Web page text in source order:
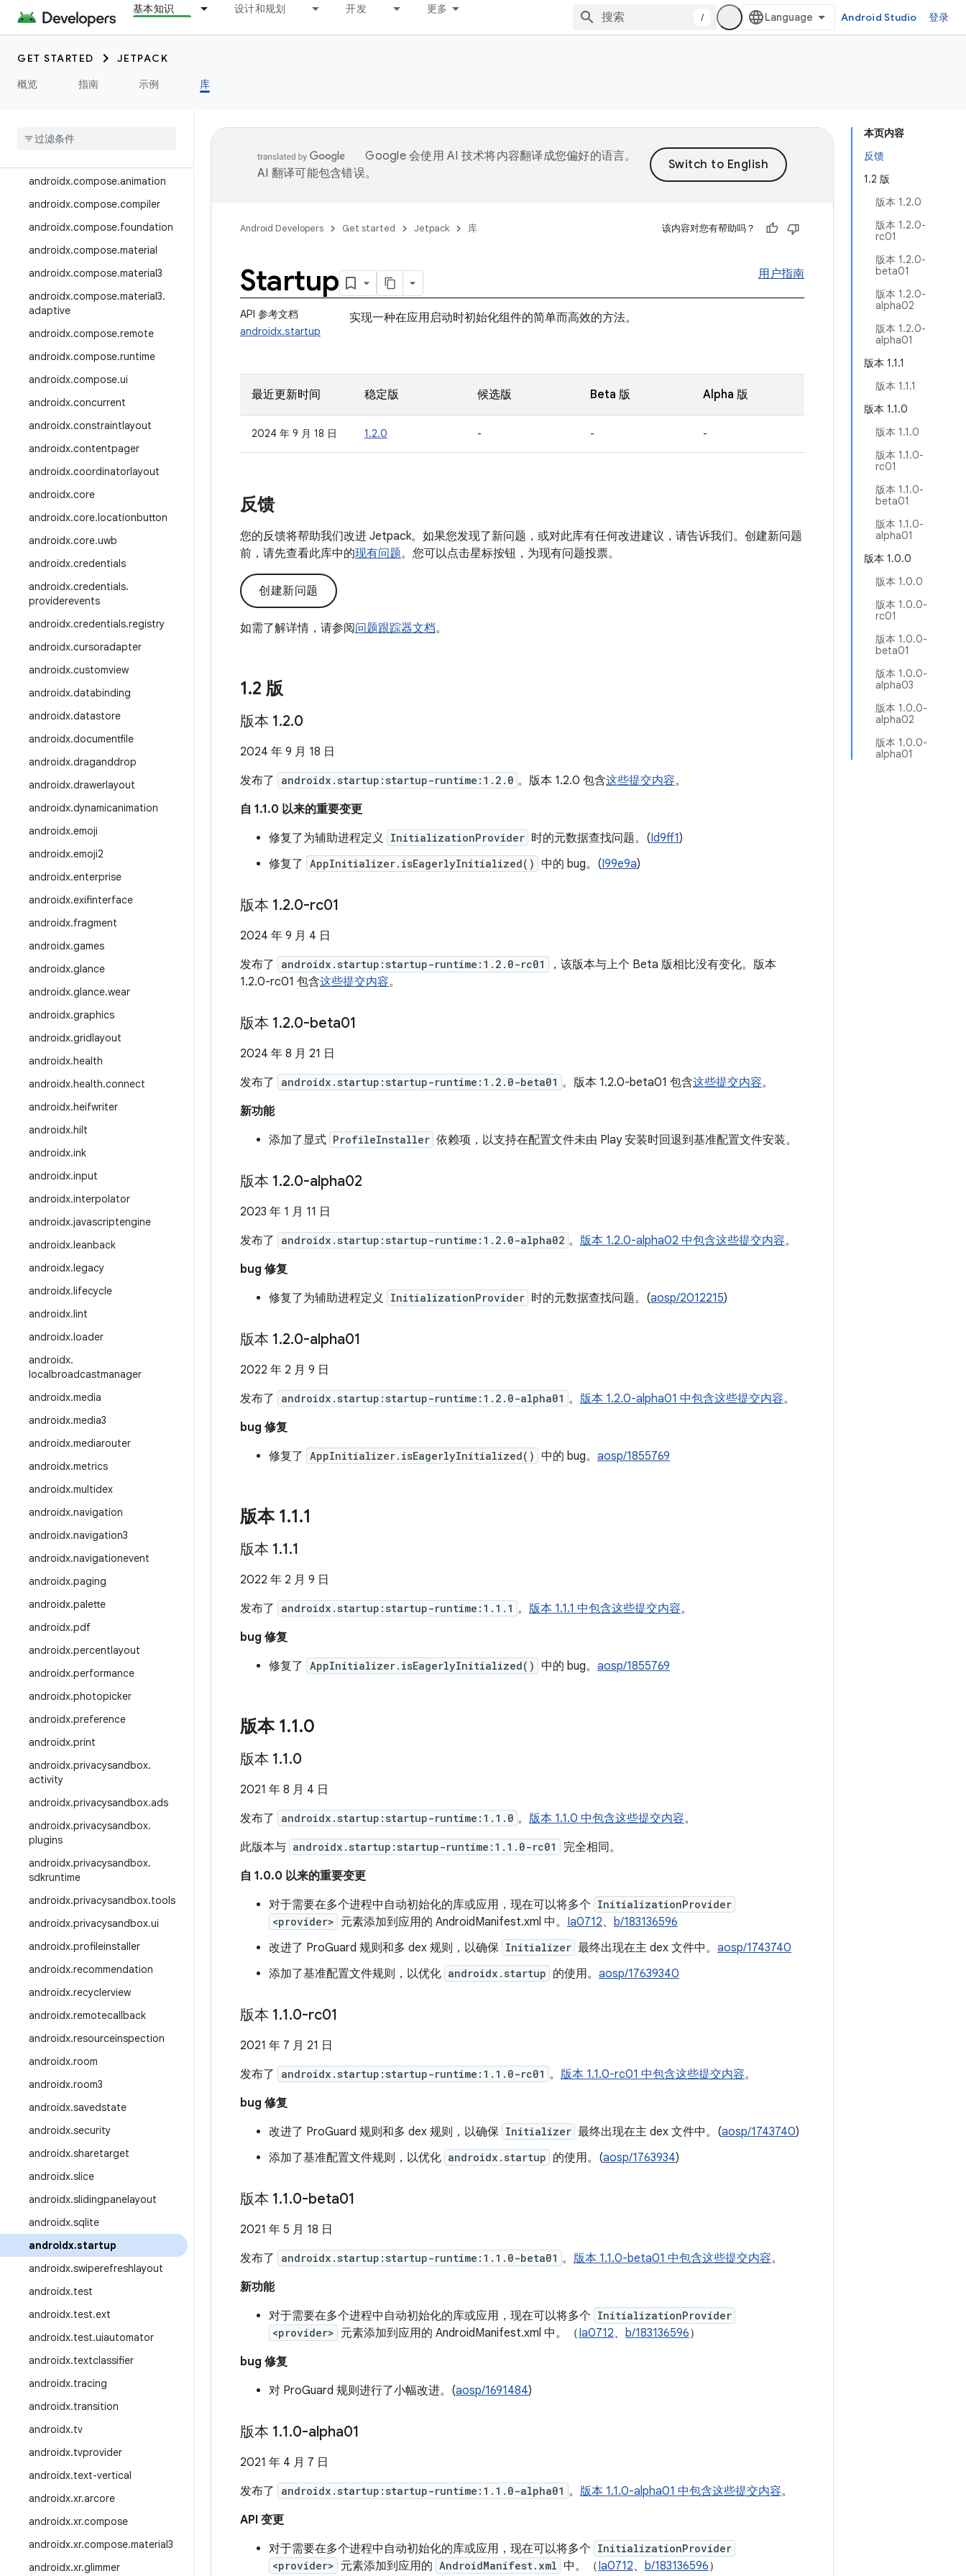
基本知识 设计和规划 开发 更多
/ Android Studio 登录
GET STARTED
JETPACK
概览
指南 示例 库
androidx.camera.media3
androidx.car
androidx.car.app
androidx.collection
androidx.compose.animation
androidx.compose.compiler
androidx.compose.foundation
androidx.compose.material
androidx.compose.material3
androidx.compose.material3.
adaptive
androidx.compose.remote
androidx.compose.runtime
androidx.compose.ui
androidx.concurrent
androidx.constraintlayout
androidx.contentpager
androidx.coordinatorlayout
androidx.core
androidx.core.locationbutton
androidx.core.uwb
androidx.credentials
androidx.credentials.
providerevents
androidx.credentials.registry
androidx.cursoradapter
androidx.customview
androidx.databinding
androidx.datastore
androidx.documentfile
androidx.draganddrop
androidx.drawerlayout
androidx.dynamicanimation
androidx.emoji
androidx.emoji2
androidx.enterprise
androidx.exifinterface
androidx.fragment
androidx.games
androidx.glance
androidx.glance.wear
androidx.graphics
androidx.gridlayout
androidx.health
androidx.health.connect
androidx.heifwriter
androidx.hilt
androidx.ink
androidx.input
androidx.interpolator
androidx.javascriptengine
androidx.leanback
androidx.legacy
androidx.lifecycle
androidx.lint
androidx.loader
androidx.
localbroadcastmanager
androidx.media
androidx.media3
androidx.mediarouter
androidx.metrics
androidx.multidex
androidx.navigation
androidx.navigation3
androidx.navigationevent
androidx.paging
androidx.palette
androidx.pdf
androidx.percentlayout
androidx.performance
androidx.photopicker
androidx.preference
androidx.print
androidx.privacysandbox.
activity
androidx.privacysandbox.ads
androidx.privacysandbox.
plugins
androidx.privacysandbox.
sdkruntime
androidx.privacysandbox.tools
androidx.privacysandbox.ui
androidx.profileinstaller
androidx.recommendation
androidx.recyclerview
androidx.remotecallback
androidx.resourceinspection
androidx.room
androidx.room3
androidx.savedstate
androidx.security
androidx.sharetarget
androidx.slice
androidx.slidingpanelayout
androidx.sqlite
androidx.startup
androidx.swiperefreshlayout
androidx.test
androidx.test.ext
androidx.test.uiautomator
androidx.textclassifier
androidx.tracing
androidx.transition
androidx.tv
androidx.tvprovider
androidx.text-vertical
androidx.xr.arcore
androidx.xr.compose
androidx.xr.compose.material3
androidx.xr.glimmer
本页内容
反馈
1.2 版
版本 1.2.0
版本 1.2.0-
rc01
版本 1.2.0-
beta01
版本 1.2.0-
alpha02
版本 1.2.0-
alpha01
版本 1.1.1
版本 1.1.1
版本 1.1.0
版本 1.1.0
版本 1.1.0-
rc01
版本 1.1.0-
beta01
版本 1.1.0-
alpha01
版本 1.0.0
版本 1.0.0
版本 1.0.0-
rc01
版本 1.0.0-
beta01
版本 1.0.0-
alpha03
版本 1.0.0-
alpha02
版本 1.0.0-
alpha01
Google 会使用 AI 技术将内容翻译成您偏好的语言。
AI 翻译可能包含错误。
Android Developers Get started Jetpack 库 该内容对您有帮助吗？
Startup 用户指南
API 参考文档
androidx.startup
实现一种在应用启动时初始化组件的简单而高效的方法。
最近更新时间 稳定版 候选版 Beta 版 Alpha 版
2024 年 9 月 18 日 1.2.0 - - -
反馈
您的反馈将帮助我们改进 Jetpack。如果您发现了新问题，或对此库有任何改进建议，请告诉我们。创建新问题
前，请先查看此库中的现有问题。您可以点击星标按钮，为现有问题投票。
创建新问题
如需了解详情，请参阅问题跟踪器文档。
1.2 版
版本 1.2.0
2024 年 9 月 18 日
发布了
androidx.startup:startup-runtime:1.2.0 。版本 1.2.0 包含这些提交内容。
自 1.1.0 以来的重要变更
修复了为辅助进程定义 InitializationProvider 时的元数据查找问题。(Id9ff1)
修复了 AppInitializer.isEagerlyInitialized() 中的 bug。(I99e9a)
版本 1.2.0-rc01
2024 年 9 月 4 日
发布了
androidx.startup:startup-runtime:1.2.0-rc01
，该版本与上个 Beta 版相比没有变化。版本
1.2.0-rc01 包含这些提交内容。
版本 1.2.0-beta01
2024 年 8 月 21 日
发布了
androidx.startup:startup-runtime:1.2.0-beta01 。版本 1.2.0-beta01 包含这些提交内容。
新功能
添加了显式 ProfileInstaller 依赖项，以支持在配置文件未由 Play 安装时回退到基准配置文件安装。
版本 1.2.0-alpha02
2023 年 1 月 11 日
发布了
androidx.startup:startup-runtime:1.2.0-alpha02 。 版本 1.2.0-alpha02 中包含这些提交内容。
bug 修复
修复了为辅助进程定义 InitializationProvider 时的元数据查找问题。(aosp/2012215)
版本 1.2.0-alpha01
2022 年 2 月 9 日
发布了
androidx.startup:startup-runtime:1.2.0-alpha01 。 版本 1.2.0-alpha01 中包含这些提交内容。
bug 修复
修复了 AppInitializer.isEagerlyInitialized() 中的 bug。 aosp/1855769
版本 1.1.1
版本 1.1.1
2022 年 2 月 9 日
发布了
androidx.startup:startup-runtime:1.1.1 。 版本 1.1.1 中包含这些提交内容。
bug 修复
修复了 AppInitializer.isEagerlyInitialized() 中的 bug。 aosp/1855769
版本 1.1.0
版本 1.1.0
2021 年 8 月 4 日
发布了
androidx.startup:startup-runtime:1.1.0 。 版本 1.1.0 中包含这些提交内容。
此版本与 androidx.startup:startup-runtime:1.1.0-rc01
完全相同。
自 1.0.0 以来的重要变更
对于需要在多个进程中自动初始化的库或应用，现在可以将多个 InitializationProvider
<provider> 元素添加到应用的 AndroidManifest.xml 中。 Ia0712、 b/183136596
改进了 ProGuard 规则和多 dex 规则，以确保 Initializer 最终出现在主 dex 文件中。 aosp/1743740
添加了基准配置文件规则，以优化 androidx.startup 的使用。 aosp/17639340
版本 1.1.0-rc01
2021 年 7 月 21 日
发布了
androidx.startup:startup-runtime:1.1.0-rc01 。 版本 1.1.0-rc01 中包含这些提交内容。
bug 修复
改进了 ProGuard 规则和多 dex 规则，以确保 Initializer 最终出现在主 dex 文件中。(aosp/1743740)
添加了基准配置文件规则，以优化 androidx.startup 的使用。(aosp/1763934)
版本 1.1.0-beta01
2021 年 5 月 18 日
发布了
androidx.startup:startup-runtime:1.1.0-beta01 。 版本 1.1.0-beta01 中包含这些提交内容。
新功能
对于需要在多个进程中自动初始化的库或应用，现在可以将多个 InitializationProvider
<provider> 元素添加到应用的 AndroidManifest.xml 中。（Ia0712、 b/183136596）
bug 修复
对 ProGuard 规则进行了小幅改进。(aosp/1691484)
版本 1.1.0-alpha01
2021 年 4 月 7 日
发布了
androidx.startup:startup-runtime:1.1.0-alpha01 。 版本 1.1.0-alpha01 中包含这些提交内容。
API 变更
对于需要在多个进程中自动初始化的库或应用，现在可以将多个 InitializationProvider
<provider> 元素添加到应用的 AndroidManifest.xml 中。（Ia0712、 b/183136596）